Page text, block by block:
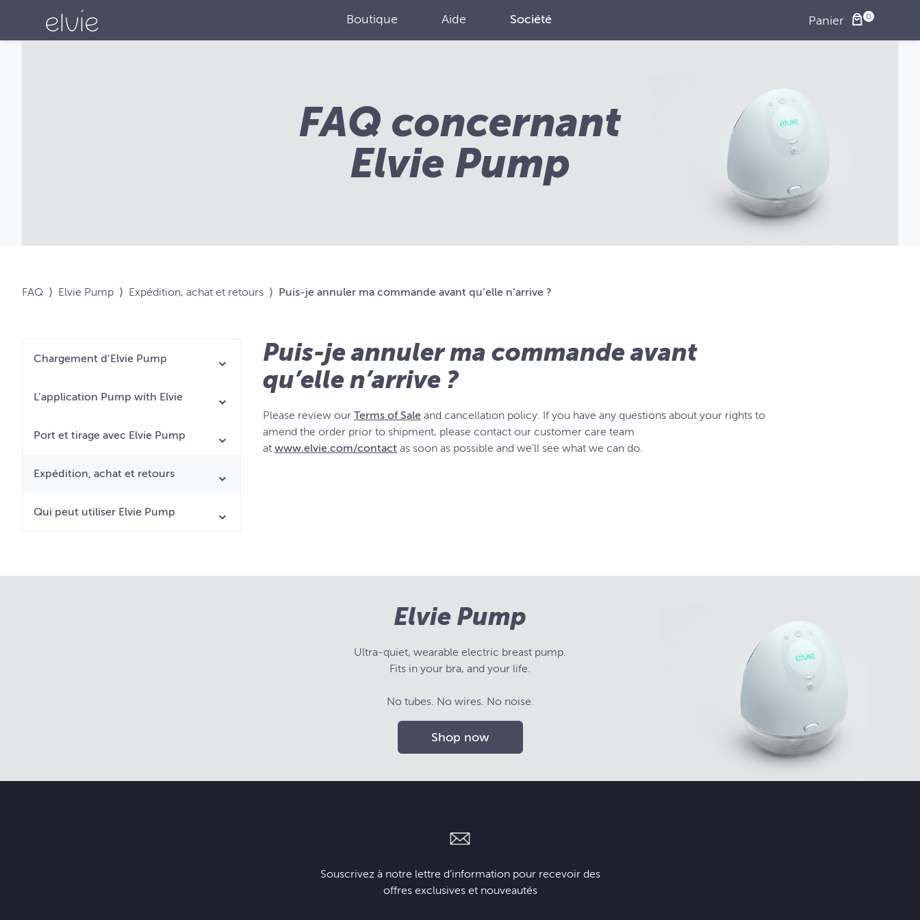
Boutique Aide Société Panier
FAQ concernant
Elvie Pump
FAQ ⟩ Elvie Pump ⟩ Expédition, achat et retours ⟩ Puis-je annuler ma commande avant qu’elle n’arrive ?
Chargement d’Elvie Pump
L’application Pump with Elvie
Port et tirage avec Elvie Pump
Expédition, achat et retours
Qui peut utiliser Elvie Pump
Puis-je annuler ma commande avant
qu’elle n’arrive ?
Please review our Terms of Sale and cancellation policy. If you have any questions about your rights to
amend the order prior to shipment, please contact our customer care team
at www.elvie.com/contact as soon as possible and we'll see what we can do.
Elvie Pump
Ultra-quiet, wearable electric breast pump.
Fits in your bra, and your life.
No tubes. No wires. No noise.
Shop now
Souscrivez à notre lettre d’information pour recevoir des
offres exclusives et nouveautés